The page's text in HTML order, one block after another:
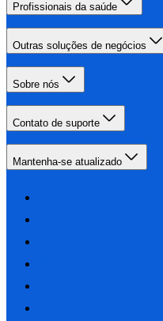
Profissionais da saúde
Outras soluções de negócios
Sobre nós
Contato de suporte
Mantenha-se atualizado